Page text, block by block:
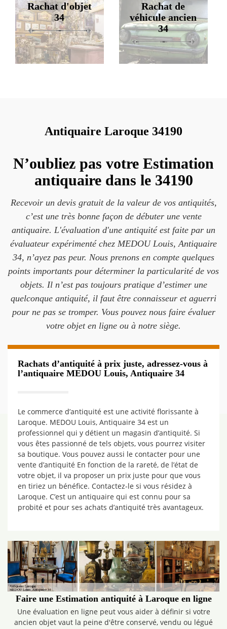
Rachat d'objet
34
Rachat de
véhicule ancien
34
Antiquaire Laroque 34190
N’oubliez pas votre Estimation
antiquaire dans le 34190
Recevoir un devis gratuit de la valeur de vos antiquités,
c’est une très bonne façon de débuter une vente
antiquaire. L'évaluation d'une antiquité est faite par un
évaluateur expérimenté chez MEDOU Louis, Antiquaire
34, n’ayez pas peur. Nous prenons en compte quelques
points importants pour déterminer la particularité de vos
objets. Il n’est pas toujours pratique d’estimer une
quelconque antiquité, il faut être connaisseur et aguerri
pour ne pas se tromper. Vous pouvez nous faire évaluer
votre objet en ligne ou à notre siège.
Rachats d’antiquité à prix juste, adressez-vous à
l’antiquaire MEDOU Louis, Antiquaire 34
Le commerce d’antiquité est une activité florissante à
Laroque. MEDOU Louis, Antiquaire 34 est un
professionnel qui y détient un magasin d’antiquité. Si
vous êtes passionné de tels objets, vous pourrez visiter
sa boutique. Vous pouvez aussi le contacter pour une
vente d’antiquité En fonction de la rareté, de l’état de
votre objet, il va proposer un prix juste pour que vous
en tiriez un bénéfice. Contactez-le si vous résidez à
Laroque. C’est un antiquaire qui est connu pour sa
probité et pour ses achats d’antiquité très avantageux.
Faire une Estimation antiquité à Laroque en ligne
Une évaluation en ligne peut vous aider à définir si votre
ancien objet vaut la peine d'être conservé, vendu ou légué